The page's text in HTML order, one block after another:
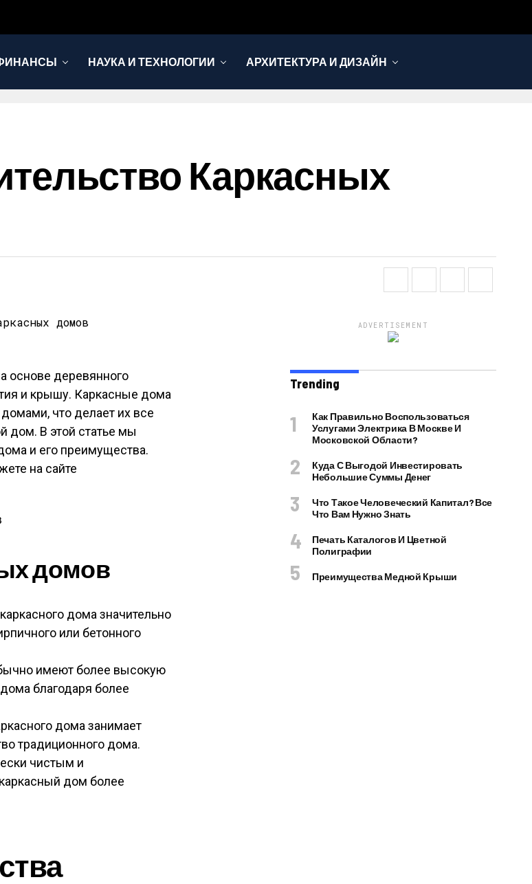
НАУКА И ТЕХНОЛОГИИ АРХИТЕКТУРА И ДИЗАЙН
Каркасных
основе деревянного
и крышу. Каркасные дома
что делает их все
дом. В этой статье мы
и его преимущества.
на сайте
домов
дома значительно
или бетонного
имеют более высокую
благодаря более
дома занимает
традиционного дома.
чистым и
дом более
ADVERTISEMENT
Trending
Как Правильно Воспользоваться
Услугами Электрика В Москве И
Московской Области?
Куда С Выгодой Инвестировать
Небольшие Суммы Денег
Что Такое Человеческий Капитал? Все
Что Вам Нужно Знать
Печать Каталогов И Цветной
Полиграфии
Преимущества Медной Крыши